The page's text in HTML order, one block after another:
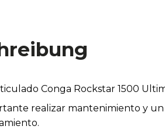
Conga Rockstar 1500
realizar mantenimiento y